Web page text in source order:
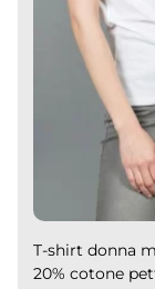
T-shirt donna
20% cotone